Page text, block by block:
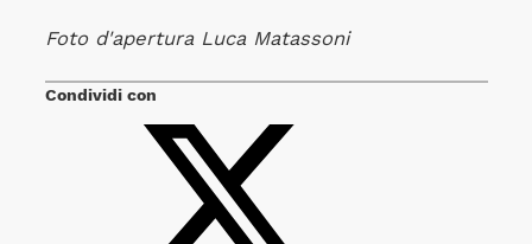
Foto d'apertura Luca Matassoni
Condividi con